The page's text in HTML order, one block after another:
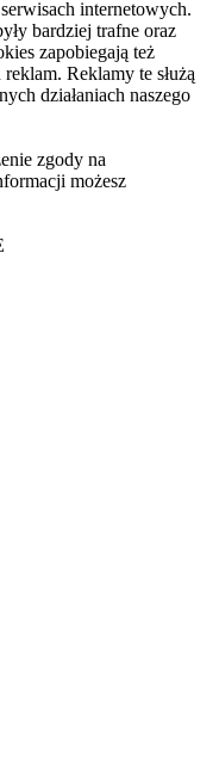
internetowych.
bardziej trafne oraz
zapobiegają też
Reklamy te służą
działaniach naszego
zgody na
możesz